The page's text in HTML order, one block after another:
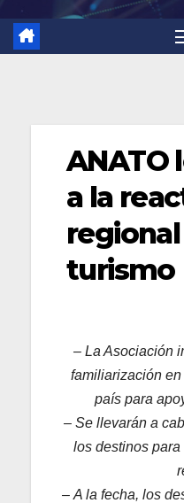
ANATO
a la
turismo
– La Asociación
familiarización
país para
– Se llevarán a
los destinos
– A la fecha, los